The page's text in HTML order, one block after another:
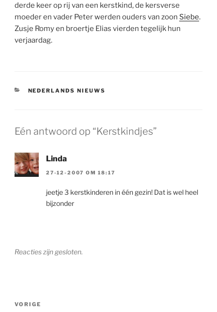
derde keer op rij van een kerstkind, de kersverse
moeder en vader Peter werden ouders van zoon Siebe.
Zusje Romy en broertje Elias vierden tegelijk hun
verjaardag.
CATEGORIEËN
NEDERLANDS NIEUWS
Eén antwoord op “Kerstkindjes”
Linda
27-12-2007 OM 18:17
jeetje 3 kerstkinderen in één gezin! Dat is wel heel
bijzonder
Reacties zijn gesloten.
Berichtnavigatie
Vorig
VORIGE